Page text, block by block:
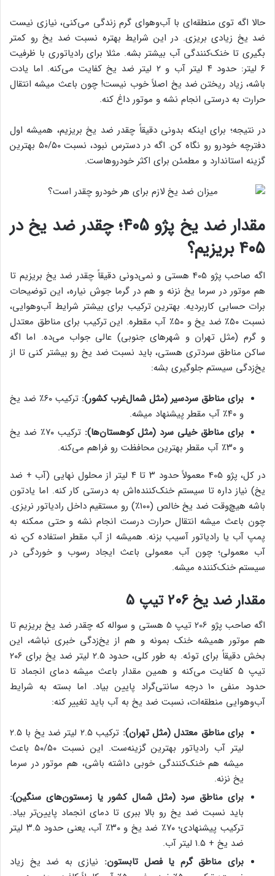
حالا اگه توی منطقه‌ای با آب‌وهوای گرم زندگی می‌کنی، نیازی نیست
ضد یخ زیادی بریزی. در این شرایط بهتره نسبت ضد یخ رو کمتر
بگیری تا خنک‌کنندگی آب بیشتر بشه. مثلا برای رادیاتوری با ظرفیت
۶ لیتر: حدود ۴ لیتر آب و ۲ لیتر ضد یخ کفایت می‌کنه. اما یادت
باشه، زیاد ریختن ضد یخ اصلاً خوب نیست! چون باعث میشه انتقال
حرارت به درستی انجام نشه و موتور داغ کنه.
در نتیجه؛ برای اینکه بدونی دقیقاً چقدر ضد یخ بریزیم، همیشه اول
دفترچه خودرو رو نگاه کن. اگه در دسترس نبود، نسبت ۵۰/۵۰ بهترین
گزینه استاندارد و مطمئن برای اکثر خودروهاست.
مقدار ضد یخ پژو 405؛ چقدر ضد یخ در
۴۰۵ بریزیم؟
اگه صاحب پژو 405 هستی و نمی‌دونی دقیقاً چقدر ضد یخ بریزیم تا
هم موتور در سرما یخ نزنه و هم در گرما جوش نیاره، این توضیحات
برات حسابی کاربردیه. بهترین ترکیب برای بیشتر شرایط آب‌وهوایی،
نسبت ۵۰٪ ضد یخ و ۵۰٪ آب مقطره. این ترکیب برای مناطق معتدل
و گرم (مثل تهران و شهرهای جنوبی) عالی جواب می‌ده. اما اگه
ساکن مناطق سردتری هستی، باید نسبت ضد یخ رو بیشتر کنی تا از
یخ‌زدگی سیستم جلوگیری بشه:
برای مناطق سردسیر (مثل شمال‌غرب کشور):
ترکیب ۶۰٪ ضد یخ
و ۴۰٪ آب مقطر پیشنهاد میشه.
برای مناطق خیلی سرد (مثل کوهستان‌ها):
ترکیب ۷۰٪ ضد یخ
و ۳۰٪ آب مقطر بهترین محافظت رو فراهم می‌کنه.
در کل، پژو 405 معمولاً حدود ۳ تا ۴ لیتر از محلول نهایی (آب + ضد
یخ) نیاز داره تا سیستم خنک‌کننده‌اش به درستی کار کنه. اما یادتون
باشه هیچ‌وقت ضد یخ خالص (۱۰۰٪) رو مستقیم داخل رادیاتور نریزی.
چون باعث میشه انتقال حرارت درست انجام نشه و حتی ممکنه به
پمپ آب یا رادیاتور آسیب بزنه. همیشه از آب مقطر استفاده کن، نه
آب معمولی؛ چون آب معمولی باعث ایجاد رسوب و خوردگی در
سیستم خنک‌کننده میشه.
مقدار ضد یخ 206 تیپ 5
اگه صاحب پژو 206 تیپ 5 هستی و سواله که چقدر ضد یخ بریزیم تا
هم موتور همیشه خنک بمونه و هم از یخ‌زدگی خبری نباشه، این
بخش دقیقاً برای توئه. به طور کلی، حدود ۲.۵ لیتر ضد یخ برای ۲۰۶
تیپ ۵ کفایت می‌کنه و همین مقدار باعث میشه دمای انجماد تا
حدود منفی ۱۰ درجه سانتی‌گراد پایین بیاد. اما بسته به شرایط
آب‌وهوایی منطقه‌ات، نسبت ضد یخ به آب باید تغییر کنه:
برای مناطق معتدل (مثل تهران):
ترکیب ۲.۵ لیتر ضد یخ با ۲.۵
لیتر آب رادیاتور بهترین گزینه‌ست.
این نسبت ۵۰/۵۰ باعث
میشه هم خنک‌کنندگی خوبی داشته باشی، هم موتور در سرما
یخ نزنه.
برای مناطق سرد (مثل شمال کشور یا زمستون‌های سنگین):
باید نسبت ضد یخ رو بالا ببری تا دمای انجماد پایین‌تر بیاد.
ترکیب پیشنهادی؛ ۷۰٪ ضد یخ و ۳۰٪ آب،
یعنی حدود ۳.۵ لیتر
ضد یخ + ۱.۵ لیتر آب.
برای مناطق گرم یا فصل تابستون: نیازی به ضد یخ زیاد